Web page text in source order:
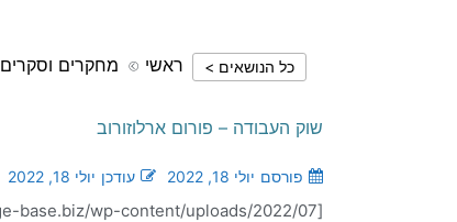
כל הנושאים > ראשי מחקרים וסקרים
שוק העבודה – פורום ארלוזורוב
פורסם יולי 18, 2022 עודכן יולי 18, 2022